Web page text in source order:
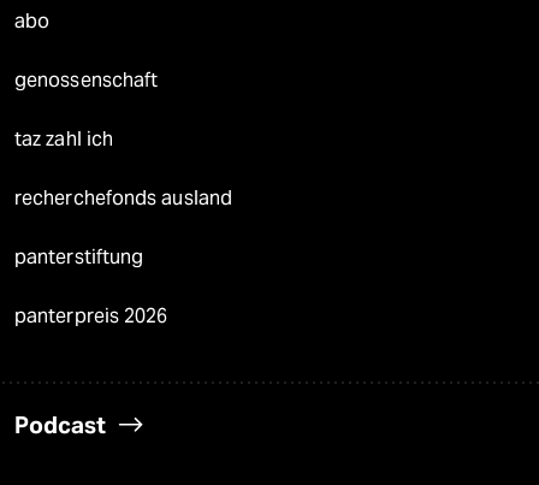
abo
genossenschaft
taz zahl ich
recherchefonds ausland
panterstiftung
panterpreis 2026
Podcast